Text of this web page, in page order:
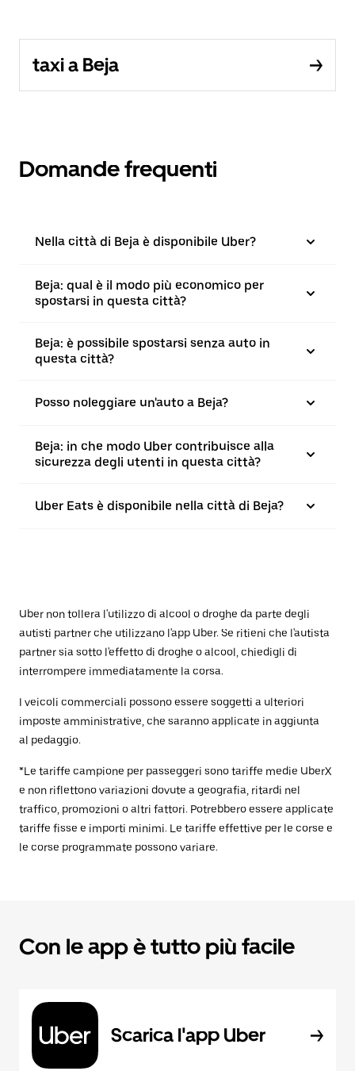
taxi a Beja
Domande frequenti
Nella città di Beja è disponibile Uber?
Beja: qual è il modo più economico per
spostarsi in questa città?
Beja: è possibile spostarsi senza auto in
questa città?
Posso noleggiare un'auto a Beja?
Beja: in che modo Uber contribuisce alla
sicurezza degli utenti in questa città?
Uber Eats è disponibile nella città di Beja?
Uber non tollera l'utilizzo di alcool o droghe da parte degli
autisti partner che utilizzano l'app Uber. Se ritieni che l'autista
partner sia sotto l'effetto di droghe o alcool, chiedigli di
interrompere immediatamente la corsa.
I veicoli commerciali possono essere soggetti a ulteriori
imposte amministrative, che saranno applicate in aggiunta
al pedaggio.
*Le tariffe campione per passeggeri sono tariffe medie UberX
e non riflettono variazioni dovute a geografia, ritardi nel
traffico, promozioni o altri fattori. Potrebbero essere applicate
tariffe fisse e importi minimi. Le tariffe effettive per le corse e
le corse programmate possono variare.
Con le app è tutto più facile
Scarica l'app Uber